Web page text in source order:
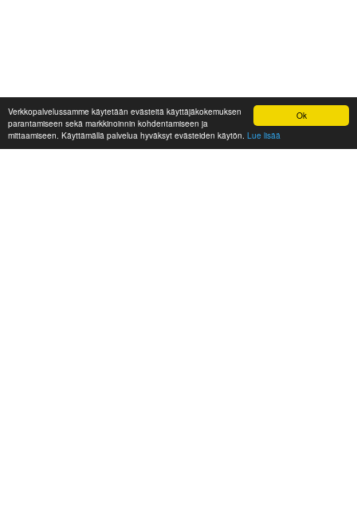
Ok
Verkkopalvelussamme käytetään evästeitä käyttäjäkokemuksen
parantamiseen sekä markkinoinnin kohdentamiseen ja
mittaamiseen. Käyttämällä palvelua hyväksyt evästeiden käytön. Lue lisää